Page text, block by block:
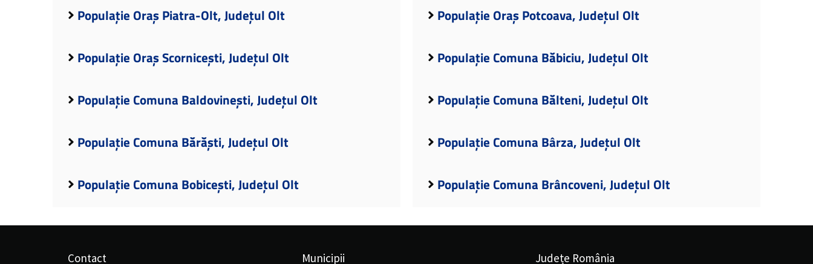
Populație Oraș Piatra-Olt, Județul Olt Populație Oraș Potcoava, Județul Olt
Populație Oraș Scornicești, Județul Olt Populație Comuna Băbiciu, Județul Olt
Populație Comuna Baldovinești, Județul Olt Populație Comuna Bălteni, Județul Olt
Populație Comuna Bărăști, Județul Olt Populație Comuna Bârza, Județul Olt
Populație Comuna Bobicești, Județul Olt Populație Comuna Brâncoveni, Județul Olt
Contact Municipii Județe România